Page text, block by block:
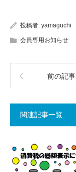
投稿者: yamaguchi
会員専用お知らせ
前の記事
関連記事一覧